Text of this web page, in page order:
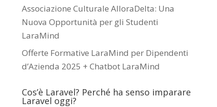
Associazione Culturale AlloraDelta: Una
Nuova Opportunità per gli Studenti
LaraMind
Offerte Formative LaraMind per Dipendenti
d’Azienda 2025 + Chatbot LaraMind
Cos’è Laravel? Perché ha senso imparare
Laravel oggi?